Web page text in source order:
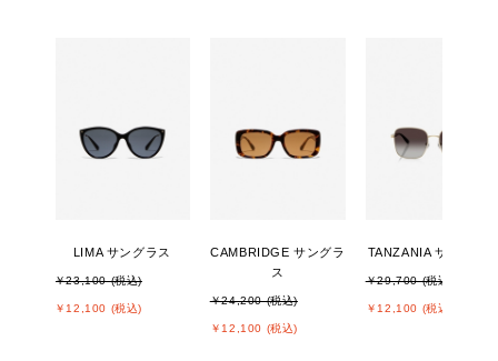
LIMA サングラス
￥23,100 (税込)
￥12,100 (税込)
CAMBRIDGE サングラ
ス
￥24,200 (税込)
￥12,100 (税込)
TANZANIA サングラ
￥29,700 (税込)
￥12,100 (税込)